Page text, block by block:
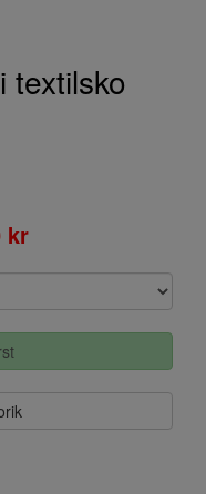
textilsko
kr